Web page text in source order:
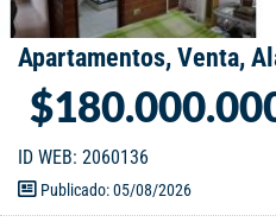
Apartamentos, Venta,
ID WEB: 2060136
Publicado: 05/08/2026